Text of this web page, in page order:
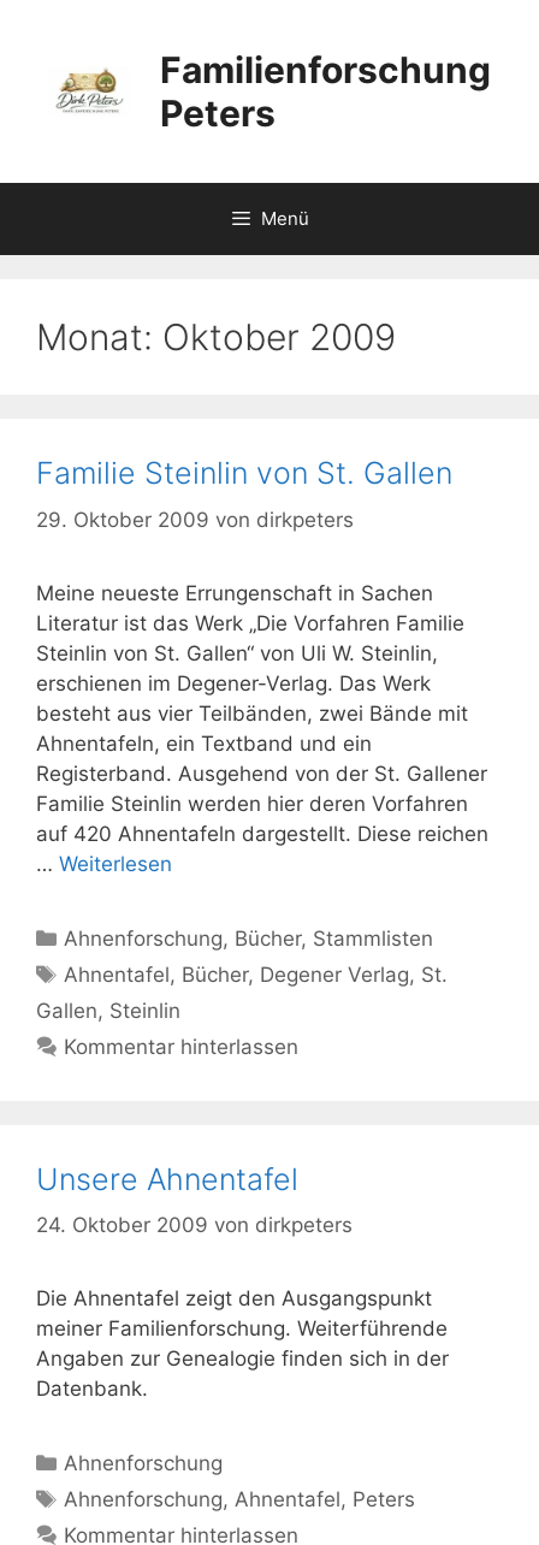
springen
Familienforschung
Peters
Menü
Monat: Oktober 2009
Familie Steinlin von St. Gallen
29. Oktober 2009 von dirkpeters
Meine neueste Errungenschaft in Sachen
Literatur ist das Werk „Die Vorfahren Familie
Steinlin von St. Gallen“ von Uli W. Steinlin,
erschienen im Degener-Verlag. Das Werk
besteht aus vier Teilbänden, zwei Bände mit
Ahnentafeln, ein Textband und ein
Registerband. Ausgehend von der St. Gallener
Familie Steinlin werden hier deren Vorfahren
auf 420 Ahnentafeln dargestellt. Diese reichen
… Weiterlesen
Kategorien
Ahnenforschung, Bücher, Stammlisten
Schlagwörter
Ahnentafel, Bücher, Degener Verlag, St.
Gallen, Steinlin
Kommentar hinterlassen
Unsere Ahnentafel
24. Oktober 2009 von dirkpeters
Die Ahnentafel zeigt den Ausgangspunkt
meiner Familienforschung. Weiterführende
Angaben zur Genealogie finden sich in der
Datenbank.
Kategorien
Ahnenforschung
Schlagwörter
Ahnenforschung,Ahnentafel, Peters
Kommentar hinterlassen